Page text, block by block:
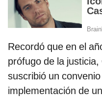
Recordó que en el
prófugo de la justicia,
suscribió un
implementación de